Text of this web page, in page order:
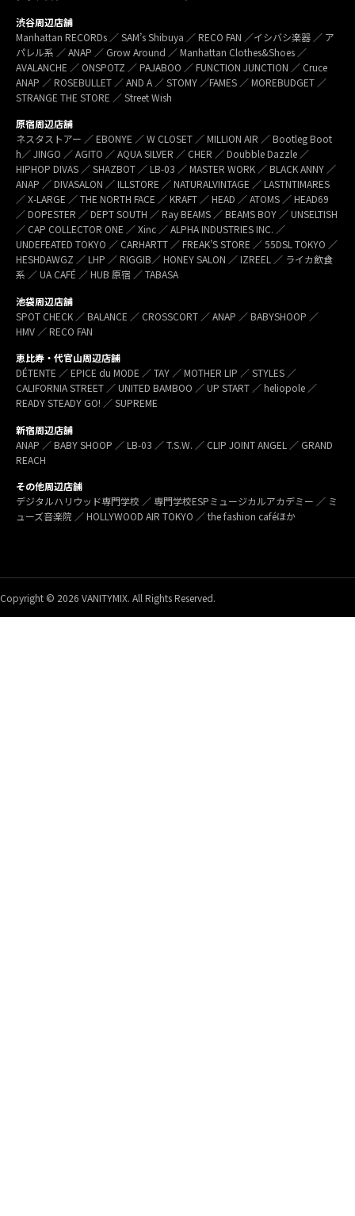
渋谷周辺店舗
Manhattan RECORDs ／ SAM’s Shibuya ／ RECO FAN ／イシバシ楽器 ／ ア
パレル系 ／ ANAP ／ Grow Around ／ Manhattan Clothes&Shoes ／
AVALANCHE ／ ONSPOTZ ／ PAJABOO ／ FUNCTION JUNCTION ／ Cruce
ANAP ／ ROSEBULLET ／ AND A ／ STOMY ／FAMES ／ MOREBUDGET ／
STRANGE THE STORE ／ Street Wish
原宿周辺店舗
ネスタストアー ／ EBONYE ／ W CLOSET ／ MILLION AIR ／ Bootleg Boot
h／ JINGO ／ AGITO ／ AQUA SILVER ／ CHER ／ Doubble Dazzle ／
HIPHOP DIVAS ／ SHAZBOT ／ LB-03 ／ MASTER WORK ／ BLACK ANNY ／
ANAP ／ DIVASALON ／ ILLSTORE ／ NATURALVINTAGE ／ LASTNTIMARES
／ X-LARGE ／ THE NORTH FACE ／ KRAFT ／ HEAD ／ ATOMS ／ HEAD69
／ DOPESTER ／ DEPT SOUTH ／ Ray BEAMS ／ BEAMS BOY ／ UNSELTISH
／ CAP COLLECTOR ONE ／ Xinc ／ ALPHA INDUSTRIES INC. ／
UNDEFEATED TOKYO ／ CARHARTT ／ FREAK’S STORE ／ 55DSL TOKYO ／
HESHDAWGZ ／ LHP ／ RIGGIB／ HONEY SALON ／ IZREEL ／ ライカ飲食
系 ／ UA CAFÉ ／ HUB 原宿 ／ TABASA
池袋周辺店舗
SPOT CHECK ／ BALANCE ／ CROSSCORT ／ ANAP ／ BABYSHOOP ／
HMV ／ RECO FAN
恵比寿・代官山周辺店舗
DÉTENTE ／ EPICE du MODE ／ TAY ／ MOTHER LIP ／ STYLES ／
CALIFORNIA STREET ／ UNITED BAMBOO ／ UP START ／ heliopole ／
READY STEADY GO! ／ SUPREME
新宿周辺店舗
ANAP ／ BABY SHOOP ／ LB-03 ／ T.S.W. ／ CLIP JOINT ANGEL ／ GRAND
REACH
その他周辺店舗
デジタルハリウッド専門学校 ／ 専門学校ESPミュージカルアカデミー ／ ミ
ューズ音楽院 ／ HOLLYWOOD AIR TOKYO ／ the fashion caféほか
Copyright © 2026 VANITYMIX. All Rights Reserved.